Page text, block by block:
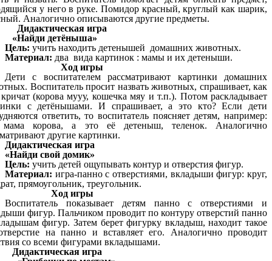
у него в руке. Помидор красный, круглый как шарик,
Аналогично описываются другие предметы.
Дидактическая игра
«Найди детёныша»
Цель: учить находить детенышей домашних животных.
Материал: два вида картинок : мамы и их детеныши.
Ход игры
Дети с воспитателем рассматривают картинки домашних
Воспитатель просит назвать животных, спрашивает, как
(корова мууу, кошечка мяу и т.п.). Потом раскладывает
с детёнышами. И спрашивает, а это кто? Если дети
ответить, то воспитатель поясняет детям, например:
мама корова, а это её детеныш, теленок. Аналогично
другие картинки.
Дидактическая игра
«Найди свой домик»
Цель: учить детей ощупывать контур и отверстия фигур.
Материал: игра-панно с отверстиями, вкладыши фигур: круг,
прямоугольник, треугольник.
Ход игры
Воспитатель показывает детям панно с отверстиями и
фигур. Пальчиком проводит по контуру отверстий панно
фигур. Затем берет фигурку вкладыш, находит такое
на панно и вставляет его. Аналогично проводит
со всеми фигурами вкладышами.
Дидактическая игра